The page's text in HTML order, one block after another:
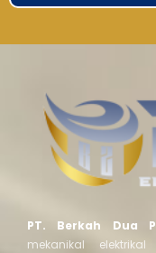
PT. Berkah Dua
mekanikal